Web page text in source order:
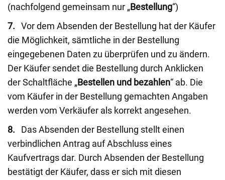
(nachfolgend gemeinsam nur „Bestellung“)
7. Vor dem Absenden der Bestellung hat der Käufer
die Möglichkeit, sämtliche in der Bestellung
eingegebenen Daten zu überprüfen und zu ändern.
Der Käufer sendet die Bestellung durch Anklicken
der Schaltfläche „Bestellen und bezahlen“ ab. Die
vom Käufer in der Bestellung gemachten Angaben
werden vom Verkäufer als korrekt angesehen.
8.
Das Absenden der Bestellung stellt einen
verbindlichen Antrag auf Abschluss eines
Kaufvertrags dar. Durch Absenden der Bestellung
bestätigt der Käufer, dass er sich mit diesen